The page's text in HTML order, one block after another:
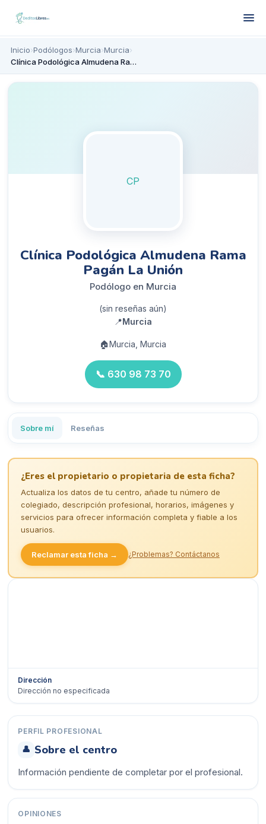
Inicio›Podólogos›Murcia›Murcia›
Clínica Podológica Almudena Rama Pagán La Unión
CP
Clínica Podológica Almudena Rama
Pagán La Unión
Podólogo en Murcia
(sin reseñas aún)
📍Murcia
🏠Murcia, Murcia
📞 630 98 73 70
Sobre mí Reseñas
¿Eres el propietario o propietaria de esta ficha?
Actualiza los datos de tu centro, añade tu número de
colegiado, descripción profesional, horarios, imágenes y
servicios para ofrecer información completa y fiable a los
usuarios.
Reclamar esta ficha → ¿Problemas? Contáctanos
Dirección
Dirección no especificada
PERFIL PROFESIONAL
👤 Sobre el centro
Información pendiente de completar por el profesional.
OPINIONES